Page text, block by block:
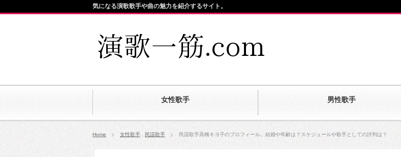
女性歌手 男性歌手
気になる演歌歌手や曲の魅力を紹介するサイト。
Home 女性歌手 民謡歌手 民謡歌手高橋キヨ子のプロフィール。結婚や年齢は？スケジュールや歌手としての評判は？